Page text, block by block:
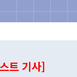
트 기사]